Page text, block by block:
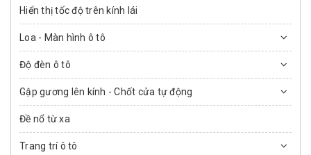
Hiển thị tốc độ trên kính lái
Loa - Màn hình ô tô
Độ đèn ô tô
Gập gương lên kính - Chốt cửa tự động
Đề nổ từ xa
Trang trí ô tô